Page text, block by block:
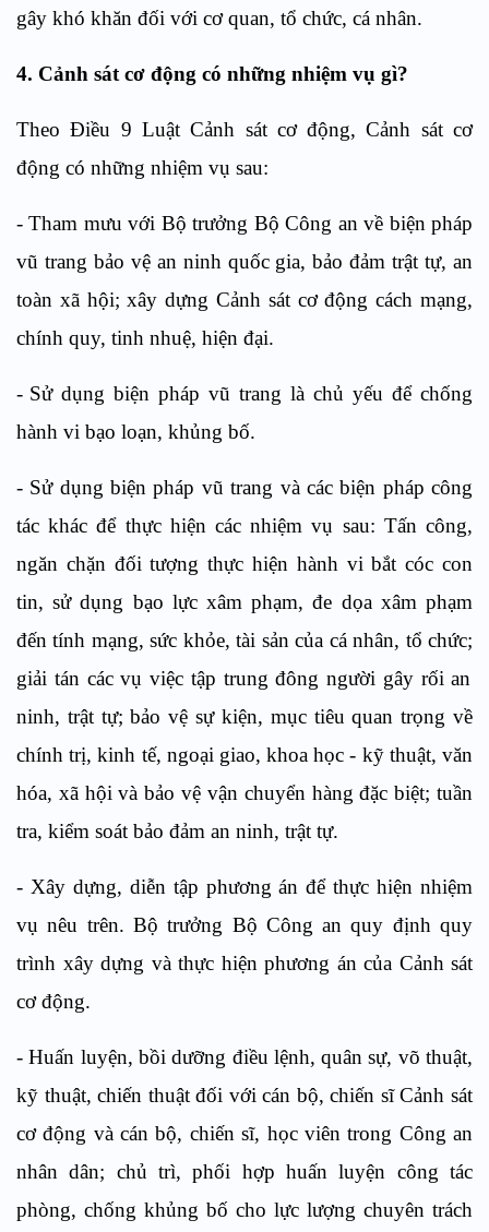
gây khó khăn đối với cơ quan, tổ chức, cá nhân.
4. Cảnh sát cơ động có những nhiệm vụ gì?
Theo Điều 9 Luật Cảnh sát cơ động, Cảnh sát cơ
động có những nhiệm vụ sau:
- Tham mưu với Bộ trưởng Bộ Công an về biện pháp
vũ trang bảo vệ an ninh quốc gia, bảo đảm trật tự, an
toàn xã hội; xây dựng Cảnh sát cơ độngcách mạng,
chính quy, tinh nhuệ, hiện đại.
- Sử dụng biện pháp vũ trang là chủ yếu để chống
hành vi bạo loạn, khủng bố.
- Sử dụng biện pháp vũ trang và các biện pháp công
tác khácđể thực hiện các nhiệm vụ sau: Tấn công,
ngăn chặn đối tượngthực hiện hành vibắt cóc con
tin,sử dụng bạo lựcxâm phạm, đe dọa xâm phạm
đến tính mạng, sức khỏe, tài sản của cá nhân, tổ chức;
giải tán các vụ việc tập trung đông người gây rối an
ninh, trật tự; bảo vệ sự kiện, mục tiêu quan trọng về
chính trị, kinh tế, ngoại giao, khoa học - kỹ thuật, văn
hóa, xã hộivàbảo vệ vận chuyển hàng đặc biệt; tuần
tra, kiểm soát bảo đảm an ninh, trật tự.
- Xây dựng, diễn tập phương án để thực hiện nhiệm
vụ nêu trên. Bộ trưởng Bộ Công an quy định quy
trình xây dựng và thực hiện phương án của Cảnh sát
cơ động.
- Huấn luyện, bồi dưỡng điều lệnh, quân sự, võ thuật,
kỹ thuật, chiến thuật đối vớicán bộ, chiến sĩCảnh sát
cơ động và cán bộ, chiến sĩ, học viên trong Công an
nhân dân; chủ trì, phối hợphuấn luyện công tác
phòng, chống khủng bố cho lực lượng chuyên trách